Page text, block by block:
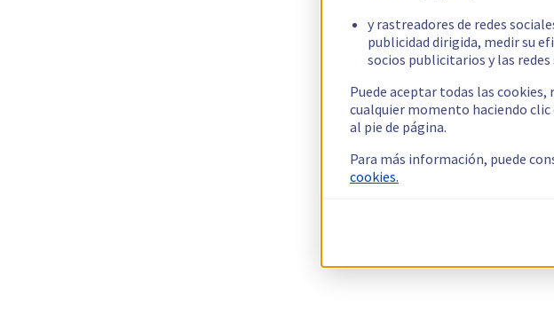
y rastreadores de redes
publicidad dirigida, medir su
socios publicitarios y las redes
Puede aceptar todas las
cualquier momento haciendo clic
al pie de página.
Para más información, puede
cookies.